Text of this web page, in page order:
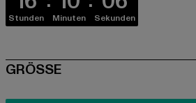
Stunden Minuten Sekunden
SIZE
GRÖSSE